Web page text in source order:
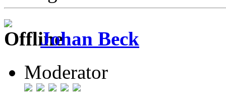
Johan Beck
Moderator